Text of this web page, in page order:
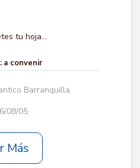
tu hoja...
a convenir
Barranquilla
08/05
Más